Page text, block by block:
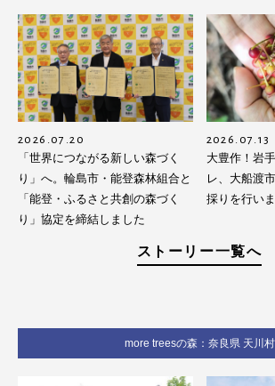
2026.07.20
「世界につながる新しい森づく
り」へ。輪島市・能登森林組合と
「能登・ふるさと共創の森づく
り」協定を締結しました
2026.07.13
大豊作！岩
レ、大船渡
採りを行い
ストーリー一覧へ
more treesの森：奈良県 天川村